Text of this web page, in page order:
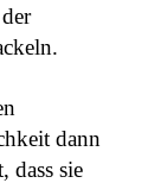
dann
dass sie